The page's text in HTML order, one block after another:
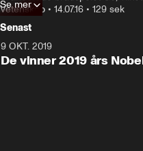
artificiell intelligens. Vi ringde
som forskar om AI.
Vetenskap • 14.07.16 • 129 sek
Se mer
Senast
9 OKT. 2019
De vinner 2019 års